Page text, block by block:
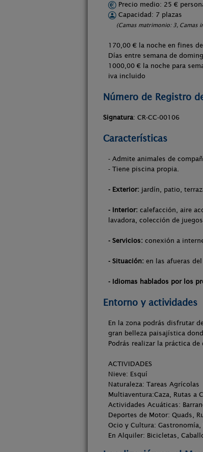
Precio medio: 25 €
Capacidad: 7 plazas
(Camas matrimonio: 3, Camas
170,00 € la noche en fines
Días entre semana de
1000,00 € la noche para
iva incluido
Número de Registro
Signatura: CR-CC-00106
Características
- Admite animales de
- Tiene piscina propia.
- Exterior: jardín, patio,
- Interior: calefacción, aire
lavadora, colección de
- Servicios: conexión a
- Situación: en las afueras
- Idiomas hablados por los
Entorno y actividades
En la zona podrás disfrutar
gran belleza paisajística
Podrás realizar la práctica
ACTIVIDADES
Nieve: Esquí
Naturaleza: Tareas Agrícolas
Multiaventura:Caza, Rutas a
Actividades Acuáticas:
Deportes de Motor: Quads,
Ocio y Cultura: Gastronomía,
En Alquiler: Bicicletas,